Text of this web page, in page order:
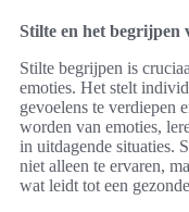
Stilte en het begrijpen
Stilte begrijpen is
emoties. Het stelt
gevoelens te verdiepen
worden van emoties,
in uitdagende situaties.
niet alleen te ervaren,
wat leidt tot een